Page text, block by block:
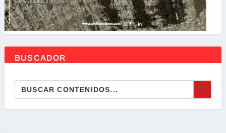
BUSCADOR
Buscar: BOTÓN DE